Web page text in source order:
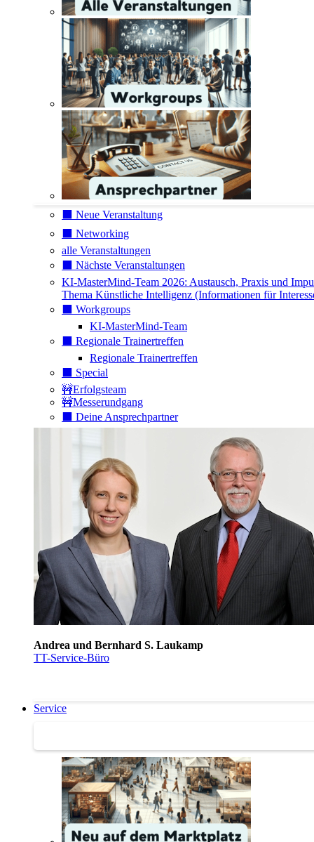
⬛️ Neue Veranstaltung
⬛️ Networking
alle Veranstaltungen
⬛️ Nächste Veranstaltungen
KI-MasterMind-Team 2026: Austausch, Praxis und
Thema Künstliche Intelligenz (Informationen für
⬛️ Workgroups
KI-MasterMind-Team
⬛️ Regionale Trainertreffen
Regionale Trainertreffen
⬛️ Special
🚧Erfolgsteam
🚧Messerundgang
⬛️ Deine Ansprechpartner
Andrea und Bernhard S. Laukamp
TT-Service-Büro
Service